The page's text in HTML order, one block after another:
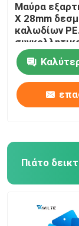
Γύρος
Ποιοτικός
επαφή
Δεσμός
Μαύρα
X 28mm
καλωδίων PE
κάτοχοι
φερμουάρ
εγκεκριμένοι
Πιάτο